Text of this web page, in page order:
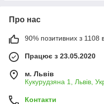
Про нас
90% позитивних з 1108
Працює з 23.05.2020
м. Львів
Кукурудзяна 1, Львів,
Контакти